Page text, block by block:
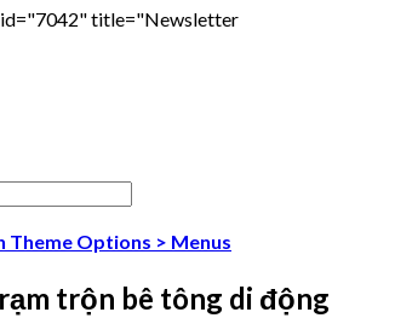
title="Newsletter
Theme Options > Menus
trộn bê tông di động